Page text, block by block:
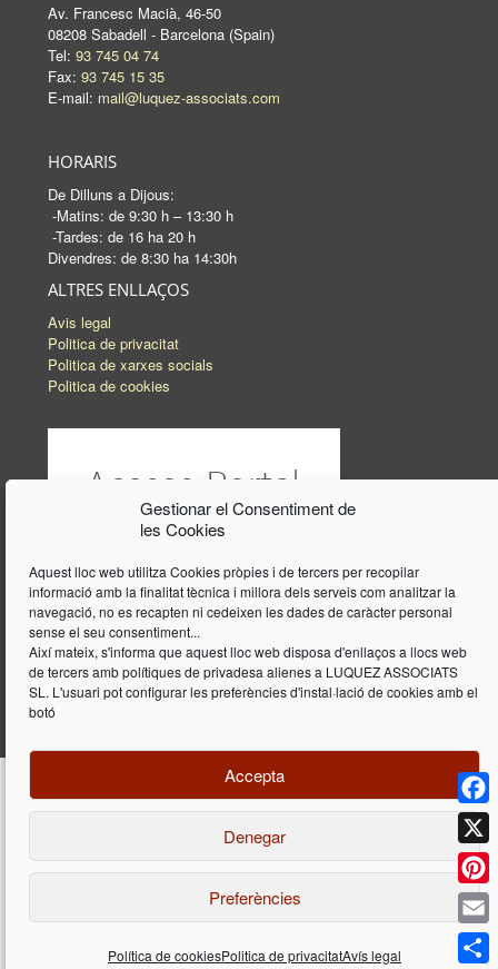
Gestionar el Consentiment de
les Cookies
Aquest lloc web utilitza Cookies pròpies i de tercers per recopilar
informació amb la finalitat tècnica i millora dels serveis com analitzar la
navegació, no es recapten ni cedeixen les dades de caràcter personal
sense el seu consentiment...
Així mateix, s'informa que aquest lloc web disposa d'enllaços a llocs web
de tercers amb polítiques de privadesa alienes a LUQUEZ ASSOCIATS
SL. L'usuari pot configurar les preferències d'instal·lació de cookies amb el
botó
Accepta
Denegar
Preferències
Política de cookiesPolitica de privacitatAvís legal
Av. Francesc Macià, 46-50
08208 Sabadell - Barcelona (Spain)
Tel: 93 745 04 74
Fax: 93 745 15 35
E-mail: mail@luquez-associats.com
HORARIS
De Dilluns a Dijous:
-Matins: de 9:30 h – 13:30 h
-Tardes: de 16 ha 20 h
Divendres: de 8:30 ha 14:30h
ALTRES ENLLAÇOS
Avis legal
Politica de privacitat
Politica de xarxes socials
Politica de cookies
Disseny i programació web perDieres.com
| Lúquez Associats SL | ©
2026 All Rights Reserved |Avís legal
X
Email